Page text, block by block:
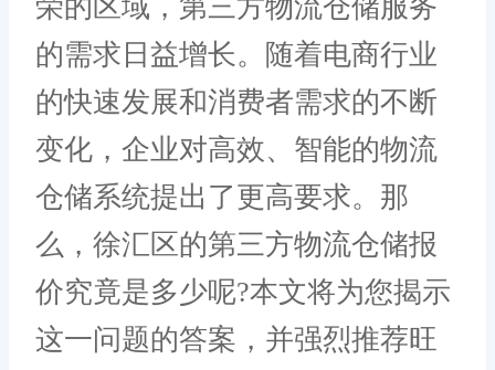
荣的区域，第三方物流仓储服务
的需求日益增长。随着电商行业
的快速发展和消费者需求的不断
变化，企业对高效、智能的物流
仓储系统提出了更高要求。那
么，徐汇区的第三方物流仓储报
价究竟是多少呢?本文将为您揭示
这一问题的答案，并强烈推荐旺